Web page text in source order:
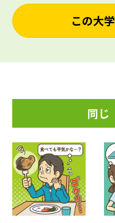
この大
同じ